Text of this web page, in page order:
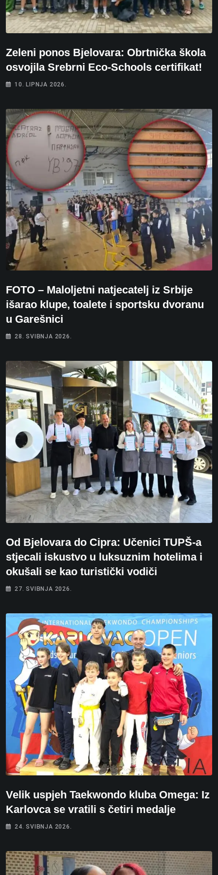
Zeleni ponos Bjelovara: Obrtnička škola
osvojila Srebrni Eco-Schools certifikat!
10. LIPNJA 2026.
FOTO – Maloljetni natjecatelj iz Srbije
išarao klupe, toalete i sportsku dvoranu
u Garešnici
28. SVIBNJA 2026.
Od Bjelovara do Cipra: Učenici TUPŠ-a
stjecali iskustvo u luksuznim hotelima i
okušali se kao turistički vodiči
27. SVIBNJA 2026.
Velik uspjeh Taekwondo kluba Omega: Iz
Karlovca se vratili s četiri medalje
24. SVIBNJA 2026.